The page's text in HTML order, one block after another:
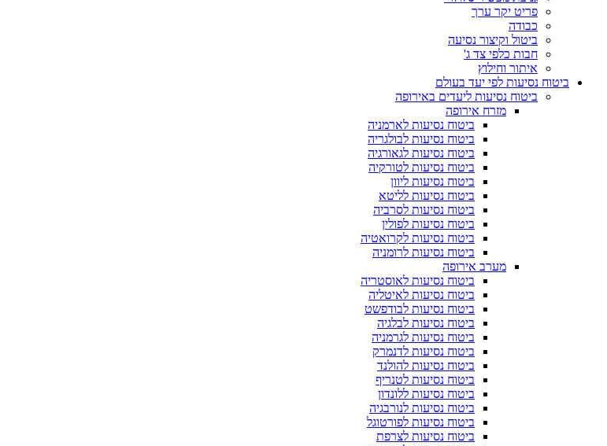
פריט יקר ערך
כבודה
ביטול וקיצור נסיעה
חבות כלפי צד ג'
איתור וחילוץ
ביטוח נסיעות לפי יעד בעולם
ביטוח נסיעות ליעדים באירופה
מזרח אירופה
ביטוח נסיעות לארמניה
ביטוח נסיעות לבולגריה
ביטוח נסיעות לגאורגיה
ביטוח נסיעות לטורקיה
ביטוח נסיעות ליוון
ביטוח נסיעות לליטא
ביטוח נסיעות לסרביה
ביטוח נסיעות לפולין
ביטוח נסיעות לקרואטיה
ביטוח נסיעות לרומניה
מערב אירופה
ביטוח נסיעות לאוסטריה
ביטוח נסיעות לאיטליה
ביטוח נסיעות לבודפשט
ביטוח נסיעות לבלגיה
ביטוח נסיעות לגרמניה
ביטוח נסיעות לדנמרק
ביטוח נסיעות להולנד
ביטוח נסיעות לטנריף
ביטוח נסיעות ללונדון
ביטוח נסיעות לנורבגיה
ביטוח נסיעות לפורטוגל
ביטוח נסיעות לצרפת